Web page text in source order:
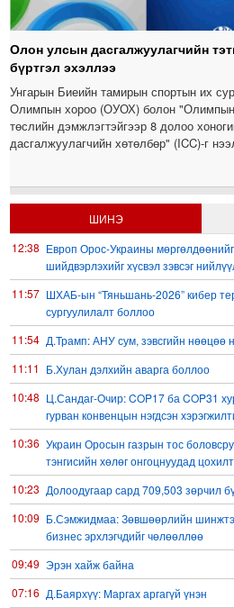
Олон улсын дасгалжуулагчийн
бүртгэл эхэллээ
Унгарын Биеийн тамирын спортын их
Олимпын хороо (ОУОХ) болон "Олимпын
төслийн дэмжлэгтэйгээр 8 долоо
дасгалжуулагчийн хөтөлбөр" (ICC)-г
ШИНЭ
12:38 Европ Орос-Украины
шийдвэрлэхийг хүсвэл зэвсэг
11:57 ШХАБ-ын “Тяньшань-2026” кибер
сургуулилалт боллоо
11:54 Д.Трамп: АНУ сум, зэвсгийн нөөцөө
11:11 Б.Хулан дэлхийн аварга боллоо
10:48 Ц.Сандаг-Очир: COP17 ба COP31
гурван конвенцын нэгдсэн
10:36 Украин Оросын газрын тос
тэнгисийн хөлөг онгоцнуудад
10:23 Долоодугаар сард 709,503 зөрчил
10:09 Б.Сэмжидмаа: Зөвшөөрлийн
бизнес эрхлэгчдийг чөлөөллөө
09:49 Эрэн хайж байна
07:16 Д.Баярхүү: Маргах аргагүй үнэн